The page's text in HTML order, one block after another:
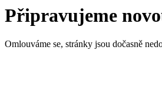
Připravujeme
Omlouváme se, stránky jsou dočasně